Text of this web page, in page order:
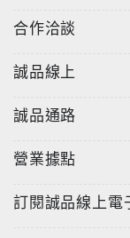
合作洽談
誠品線上
誠品通路
營業據點
訂閱誠品線上電